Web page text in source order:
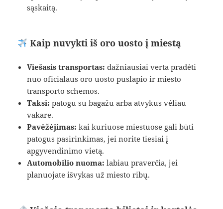
sąskaitą.
Kaip nuvykti iš oro uosto į miestą
Viešasis transportas: dažniausiai verta pradėti
nuo oficialaus oro uosto puslapio ir miesto
transporto schemos.
Taksi: patogu su bagažu arba atvykus vėliau
vakare.
Pavėžėjimas: kai kuriuose miestuose gali būti
patogus pasirinkimas, jei norite tiesiai į
apgyvendinimo vietą.
Automobilio nuoma: labiau praverčia, jei
planuojate išvykas už miesto ribų.